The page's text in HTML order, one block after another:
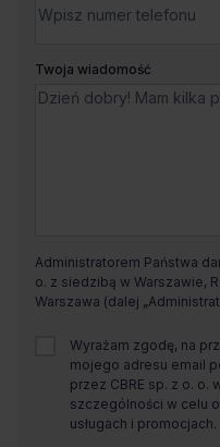
Twoja wiadomość
Administratorem Państwa
o. z siedzibą w Warszawie,
Warszawa (dalej
Wyrażam zgodę, na
mojego adresu email
przez CBRE sp. z o. o.
szczególności w celu
usługach i promocjach.